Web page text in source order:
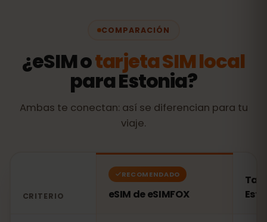
COMPARACIÓN
¿eSIM otarjeta SIM local
para Estonia?
Ambas te conectan: así se diferencian para tu
viaje.
CRITERIO
RECOMENDADO
eSIM de eSIMFOX